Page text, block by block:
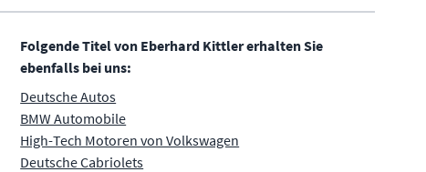
Folgende Titel von Eberhard Kittler erhalten Sie
ebenfalls bei uns:
Deutsche Autos
BMW Automobile
High-Tech Motoren von Volkswagen
Deutsche Cabriolets